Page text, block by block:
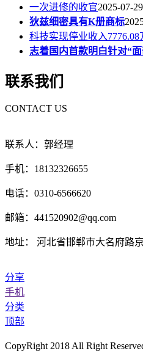
一次进修的收官2025-07-29
狄兹细密具有K册商标
科技实现停业收入7776.08
志着国内首款明白针对“
联系我们
CONTACT US
联系人：郭经理
手机：18132326655
电话：0310-6566620
邮箱：441520902@qq.com
地址： 河北省邯郸市大名府路
分享
手机
分类
顶部
CopyRight 2018 All Right